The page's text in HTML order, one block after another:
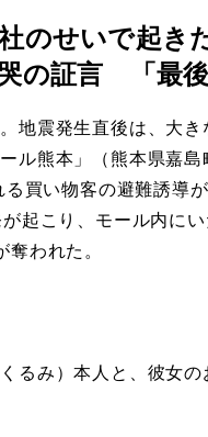
社のせいで起
の証言 「最
地震発生直後は、大き
ル熊本」（熊本県嘉島
買い物客の避難誘導
起こり、モール内にい
奪われた。
くるみ）本人と、彼女